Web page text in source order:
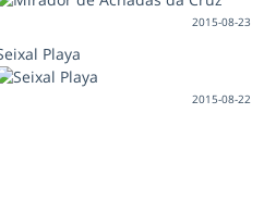
2015-08-23
Playa
2015-08-22